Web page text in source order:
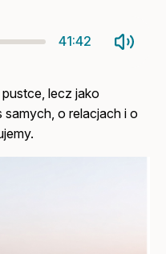
41:42
lecz jako
o relacjach i o